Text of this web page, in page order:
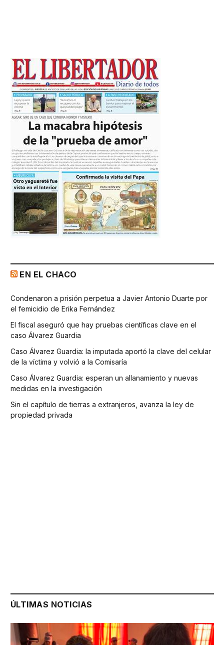
EN EL CHACO
Condenaron a prisión perpetua a Javier Antonio Duarte por
el femicidio de Erika Fernández
El fiscal aseguró que hay pruebas científicas clave en el
caso Álvarez Guardia
Caso Álvarez Guardia: la imputada aportó la clave del celular
de la víctima y volvió a la Comisaría
Caso Álvarez Guardia: esperan un allanamiento y nuevas
medidas en la investigación
Sin el capítulo de tierras a extranjeros, avanza la ley de
propiedad privada
ÚLTIMAS NOTICIAS